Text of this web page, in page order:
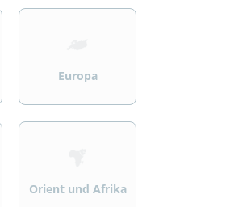
>
Europa
>
Orient und Afrika